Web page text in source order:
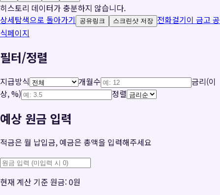
히스토리 데이터가 충분하지 않습니다.
상세탐색으로 돌아가기
공유링크 스크린샷 저장 전화걸기이 금고 공
식페이지
필터/정렬
지급방식 개월수
금리(이
상, %)
정렬
예상 원금 입력
적금은 월 납입금, 예금은 총액을 입력해주세요
현재 계산 기준 원금:0원